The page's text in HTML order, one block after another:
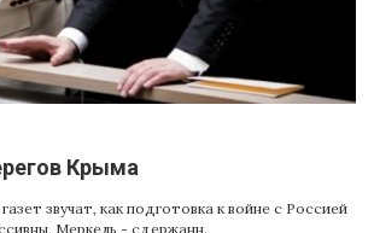
Крыма
звучат, как подготовка к войне с Россией
Меркель - сдержанн.